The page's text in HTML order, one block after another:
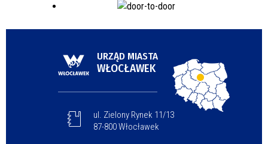
URZĄD MIASTA
WŁOCŁAWEK
ul. Zielony Rynek 11/13
87-800 Włocławek